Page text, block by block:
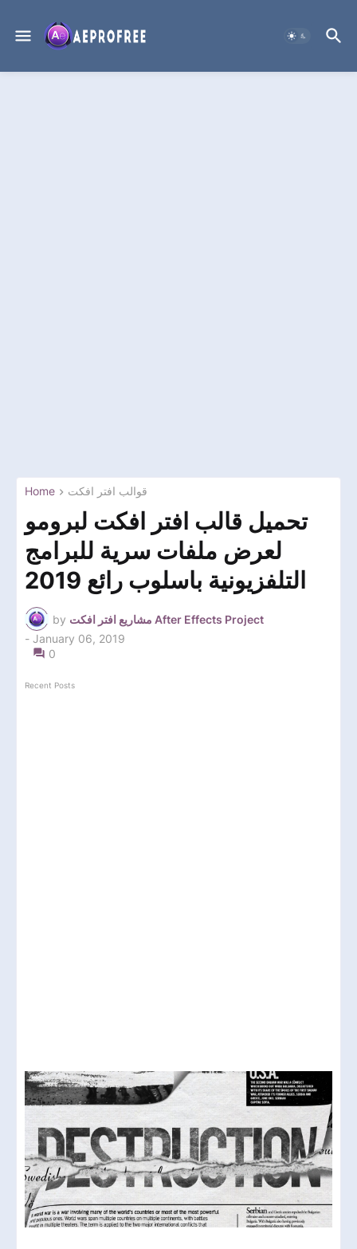
Home قوالب افتر افكت
تحميل قالب افتر افكت لبرومو
لعرض ملفات سرية للبرامج
التلفزيونية باسلوب رائع 2019
by
مشاريع افتر افكت After Effects Project
- January 06, 2019
0
Recent Posts